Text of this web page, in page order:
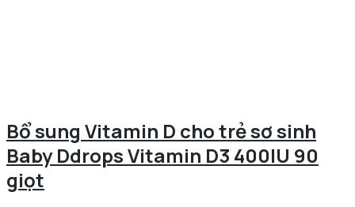
Bổ sung Vitamin D cho trẻ sơ sinh
Baby Ddrops Vitamin D3 400IU 90
giọt